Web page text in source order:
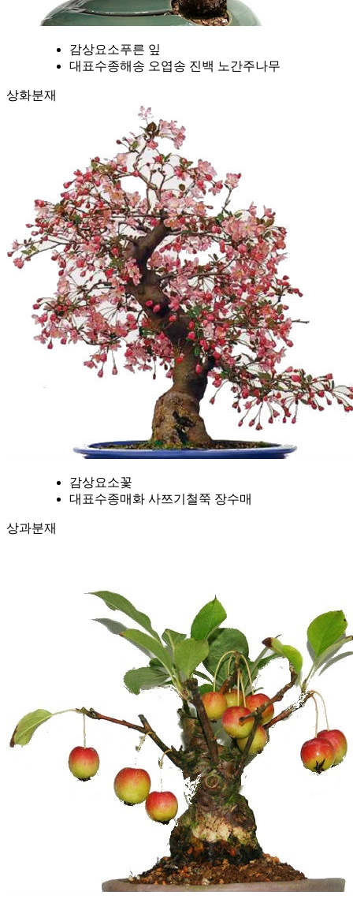
감상요소푸른 잎
대표수종해송 오엽송 진백 노간주나무
상화분재
감상요소꽃
대표수종매화 사쯔기철쭉 장수매
상과분재